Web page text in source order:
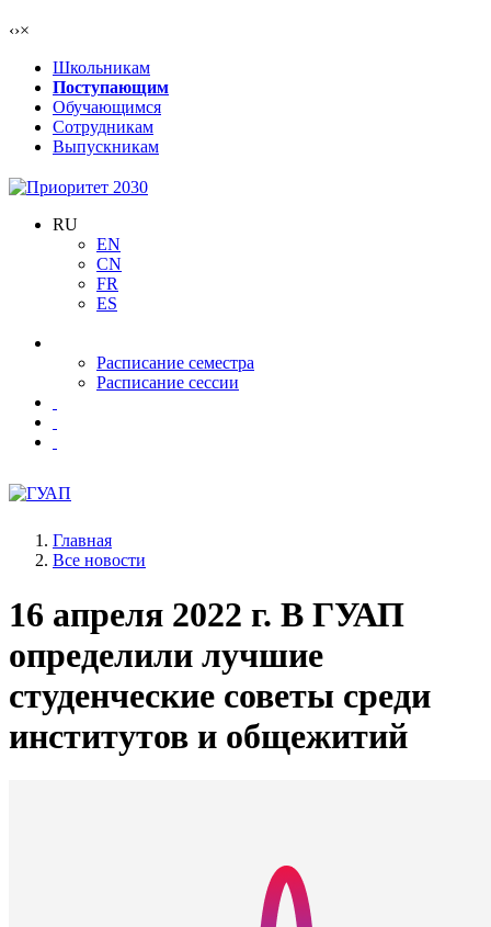
‹›×
Школьникам
Поступающим
Обучающимся
Сотрудникам
Выпускникам
RU
EN
CN
FR
ES
Расписание семестра
Расписание сессии
Главная
Все новости
16 апреля 2022 г. В ГУАП
определили лучшие
студенческие советы среди
институтов и общежитий